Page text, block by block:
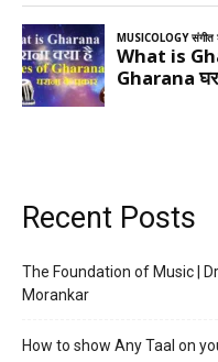
Recent Posts
The Foundation of Music |
Morankar
How to show Any Taal on